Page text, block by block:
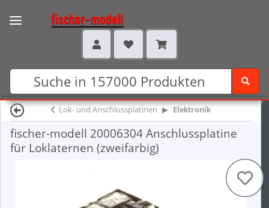
Lok- und Anschlussplatinen Elektronik
fischer-modell 20006304 Anschlussplatine
für Loklaternen (zweifarbig)